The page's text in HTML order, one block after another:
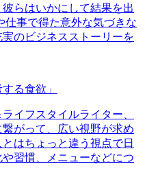
らはいかにして結果を出
仕事で得た意外な気づきな
のビジネスストーリーを
る食欲」
イフスタイルライター、
がって、広い視野が求め
はちょっと違う視点で日
習慣、メニューなどにつ